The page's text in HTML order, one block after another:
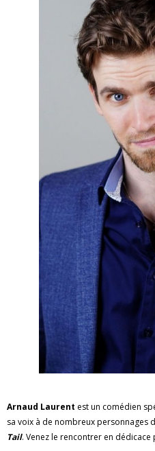
Arnaud Laurent est un comédien
sa voix à de nombreux personnages
Tail. Venez le rencontrer en